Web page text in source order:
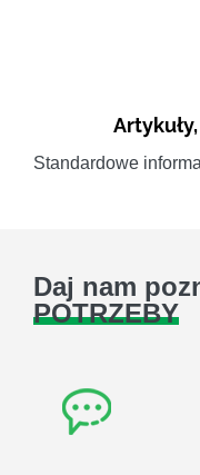
Artykuły,
Standardowe
Daj nam
POTRZEBY